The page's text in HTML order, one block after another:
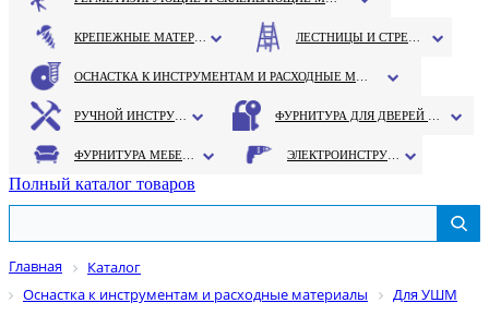
Полный каталог товаров
Главная
Каталог
Оснастка к инструментам и расходные материалы
Для УШМ